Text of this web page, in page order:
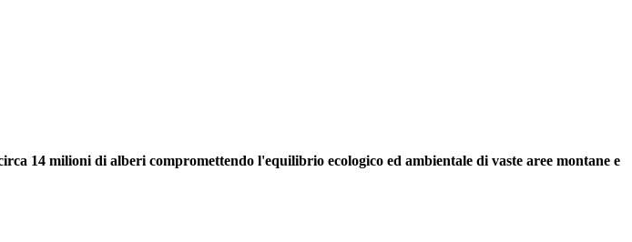
14 milioni di alberi compromettendo l'equilibrio ecologico ed ambientale di vaste aree montane e